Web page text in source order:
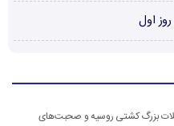
بزرگ کشتی روسیه و صحبت‌های